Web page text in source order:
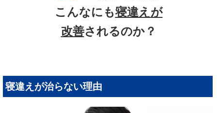
こんなにも寝違え が
改善されるのか？
寝違えが治らない理由